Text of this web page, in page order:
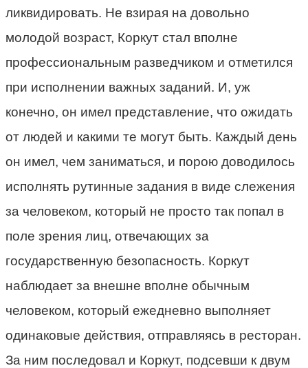
ликвидировать. Не взирая на довольно
молодой возраст, Коркут стал вполне
профессиональным разведчиком и отметился
при исполнении важных заданий. И, уж
конечно, он имел представление, что ожидать
от людей и какими те могут быть. Каждый день
он имел, чем заниматься, и порою доводилось
исполнять рутинные задания в виде слежения
за человеком, который не просто так попал в
поле зрения лиц, отвечающих за
государственную безопасность. Коркут
наблюдает за внешне вполне обычным
человеком, который ежедневно выполняет
одинаковые действия, отправляясь в ресторан.
За ним последовал и Коркут, подсевши к двум